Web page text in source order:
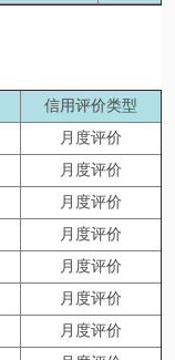
信用评价类型
月度评价
月度评价
月度评价
月度评价
月度评价
月度评价
月度评价